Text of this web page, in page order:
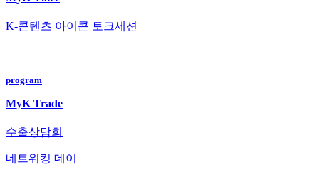
K-콘텐츠 아이콘 토크세션
program
MyK Trade
수출상담회
네트워킹 데이